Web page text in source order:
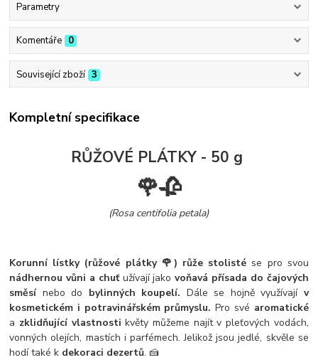
Parametry
Komentáře 0
Související zboží 3
Kompletní specifikace
RŮŽOVÉ PLÁTKY - 50 g
🌹🥀
(Rosa centifolia petala)
Korunní lístky (růžové plátky 🌹) růže stolisté se pro svou
nádhernou vůni a chuťužívají jakovoňavá přísada do čajových
směsí nebo do bylinných koupelí. Dále se hojně využívají v
kosmetickém i potravinářském průmyslu.Pro své aromatické
a zklidňující vlastnostikvěty můžeme najít v pleťových vodách,
vonných olejích, mastích i parfémech. Jelikož jsou jedlé, skvěle se
hodí také k dekoraci dezertů. 🍰